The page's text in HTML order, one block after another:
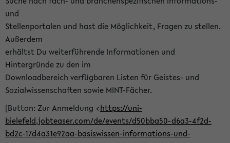
und
Stellenportalen und hast die Möglichkeit, Fragen zu stellen.
Außerdem
erhältst Du weiterführende Informationen und
Hintergründe zu den im
Downloadbereich verfügbaren Listen für Geistes- und
Sozialwissenschaften sowie MINT-Fächer.
[Button: Zur Anmeldung <https://uni-
bielefeld.jobteaser.com/de/events/d50bba50-d6a3-4f2d-
bd2c-17d4a31e92aa-basiswissen-informations-und-